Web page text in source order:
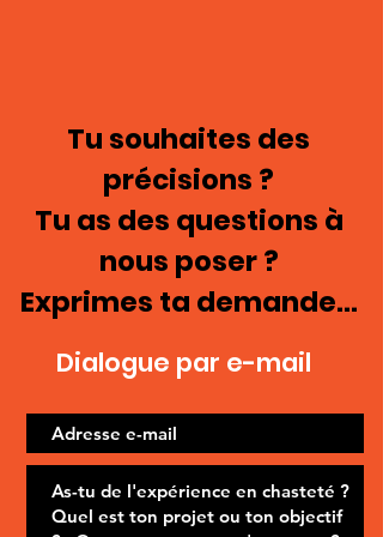
Tu souhaites des
précisions ?
Tu as des questions à
nous poser ?
Exprimes ta demande...
Dialogue par e-mail